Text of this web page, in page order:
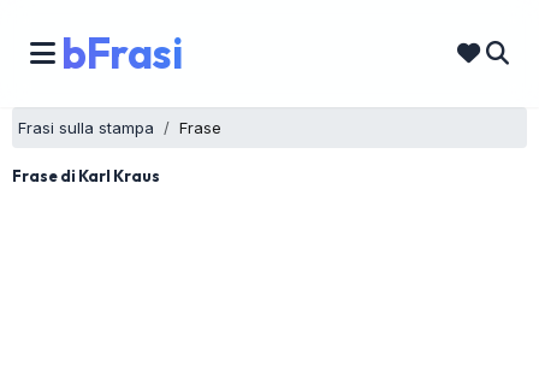
bFrasi
Frasi sulla stampa Frase
Frase di Karl Kraus